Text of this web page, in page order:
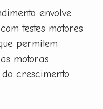
envolve
testes motores
permitem
motoras
crescimento